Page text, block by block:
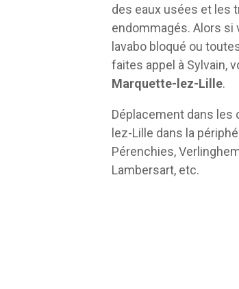
des eaux usées et les
endommagés. Alors si
lavabo bloqué ou
faites appel à Sylvain,
Marquette-lez-Lille.
Déplacement dans
lez-Lille dans la
Pérenchies,
Lambersart, etc.